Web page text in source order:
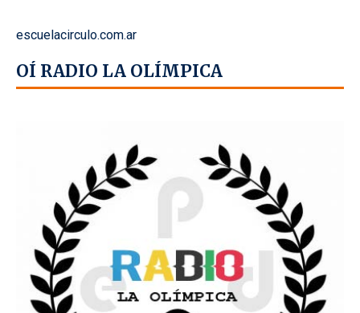
escuelacirculo.com.ar
OÍ RADIO LA OLÍMPICA